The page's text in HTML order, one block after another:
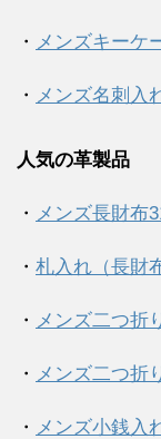
・ メンズキーケ
・ メンズ名刺入
人気の革製品
・ メンズ長財布
・ 札入れ（長財
・ メンズ二つ折
・ メンズ二つ折
・ メンズ小銭入